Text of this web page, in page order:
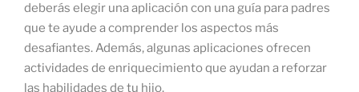
deberás elegir una aplicación con una guía para padres
que te ayude a comprender los aspectos más
desafiantes. Además, algunas aplicaciones ofrecen
actividades de enriquecimiento que ayudan a reforzar
las habilidades de tu hijo.